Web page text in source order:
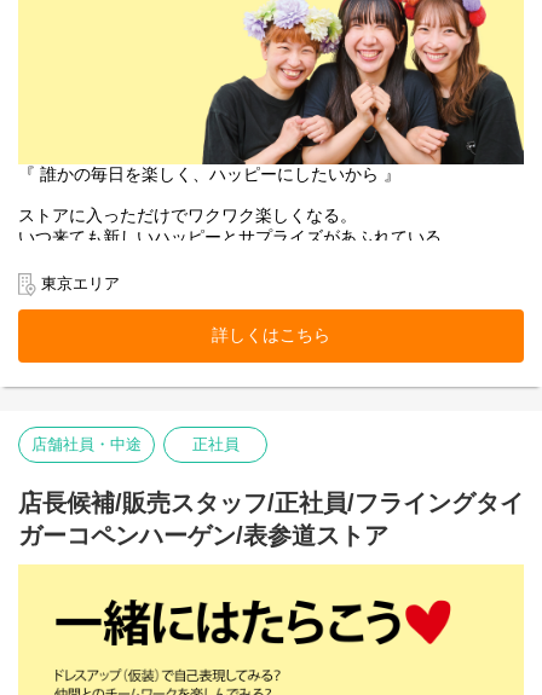
『 誰かの毎日を楽しく、ハッピーにしたいから 』
ストアに入っただけでワクワク楽しくなる。
いつ来ても新しいハッピーとサプライズがあふれている。
働くスタッフ自身がブランドのファンで、商品を愛しているか
ら。
そして売り場づくりを伸び伸び楽しめるカルチャーがあるから。
お客様だけでなく、スタッフも自然に笑顔になれるのが
Flying Tiger Copenhagenという場所です。
表参道ストアで、私たちのチームの一員になりませんか。
■お店の雰囲気はブログでご覧いただけます！
https://blog.jp.flyingtiger.com/brand/flying-tiger-
copenhagen/shop/omotesando
本店所在地及び本社・営業本部：
東京エリア
詳しくはこちら
店舗社員・中途 正社員
店長候補/販売スタッフ/正社員/フライングタイ
ガーコペンハーゲン/表参道ストア